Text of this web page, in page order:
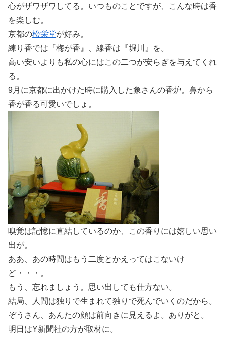
心がザワザワしてる。いつものことですが、こんな時は香
を楽しむ。
京都の松栄堂が好み。
練り香では『梅が香』、線香は『堀川』を。
高い安いよりも私の心にはこの二つが安らぎを与えてくれ
る。
9月に京都に出かけた時に購入した象さんの香炉。鼻から
香が香る可愛いでしょ。
嗅覚は記憶に直結しているのか、この香りには嬉しい思い
出が。
ああ、あの時間はもう二度とかえってはこないけ
ど・・・。
もう、忘れましょう。思い出しても仕方ない。
結局、人間は独りで生まれて独りで死んでいくのだから。
ぞうさん、あんたの顔は前向きに見えるよ。ありがと。
明日はY新聞社の方が取材に。